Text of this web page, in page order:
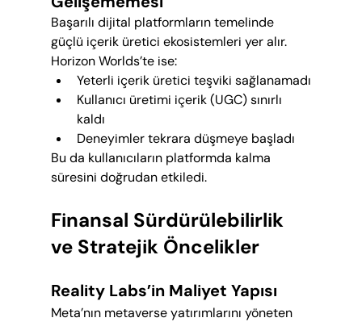
Başarılı dijital platformların temelinde
güçlü içerik üretici ekosistemleri yer alır.
Horizon Worlds’te ise:
Yeterli içerik üretici teşviki sağlanamadı
Kullanıcı üretimi içerik (UGC) sınırlı
kaldı
Deneyimler tekrara düşmeye başladı
Bu da kullanıcıların platformda kalma
süresini doğrudan etkiledi.
Finansal Sürdürülebilirlik
ve Stratejik Öncelikler
Reality Labs’in Maliyet Yapısı
Meta’nın metaverse yatırımlarını yöneten